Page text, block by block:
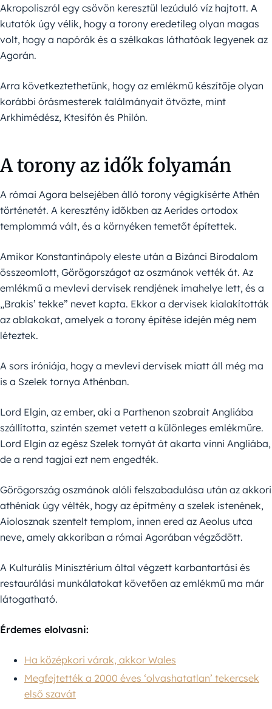
Akropoliszról egy csövön keresztül lezúduló víz hajtott. A
kutatók úgy vélik, hogy a torony eredetileg olyan magas
volt, hogy a napórák és a szélkakas láthatóak legyenek az
Agorán.
Arra következtethetünk, hogy az emlékmű készítője olyan
korábbi órásmesterek találmányait ötvözte, mint
Arkhimédész, Ktesifón és Philón.
A torony az idők folyamán
A római Agora belsejében álló torony végigkísérte Athén
történetét. A keresztény időkben az Aerides ortodox
templommá vált, és a környéken temetőt építettek.
Amikor Konstantinápoly eleste után a Bizánci Birodalom
összeomlott, Görögországot az oszmánok vették át. Az
emlékmű a mevlevi dervisek rendjének imahelye lett, és a
„Brakis’ tekke” nevet kapta. Ekkor a dervisek kialakították
az ablakokat, amelyek a torony építése idején még nem
léteztek.
A sors iróniája, hogy a mevlevi dervisek miatt áll még ma
is a Szelek tornya Athénban.
Lord Elgin, az ember, aki a Parthenon szobrait Angliába
szállította, szintén szemet vetett a különleges emlékműre.
Lord Elgin az egész Szelek tornyát át akarta vinni Angliába,
de a rend tagjai ezt nem engedték.
Görögország oszmánok alóli felszabadulása után az akkori
athéniak úgy vélték, hogy az építmény a szelek istenének,
Aiolosznak szentelt templom, innen ered az Aeolus utca
neve, amely akkoriban a római Agorában végződött.
A Kulturális Minisztérium által végzett karbantartási és
restaurálási munkálatokat követően az emlékmű ma már
látogatható.
Érdemes elolvasni:
Ha középkori várak, akkor Wales
Megfejtették a 2000 éves ‘olvashatatlan’ tekercsek
első szavát